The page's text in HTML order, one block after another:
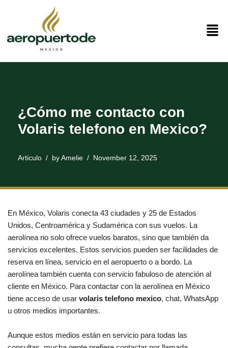
to
¿Cómo me contacto con
Volaris telefono en Mexico?
Articulo by Amelie November 12, 2025
En México, Volaris conecta 43 ciudades y 25 de Estados
Unidos, Centroamérica y Sudamérica con sus vuelos. La
aerolínea no solo ofrece vuelos baratos, sino que también da
servicios excelentes. Estos servicios pueden ser facilidades de
reserva en línea, servicio en el aeropuerto o a bordo. La
aerolínea también cuenta con servicio fabuloso de atención al
cliente en México. Para contactar con la aerolínea en México
tiene acceso de usar volaris telefono mexico, chat, WhatsApp
u otros medios importantes.
Aunque estos medios están en servicio para todas las